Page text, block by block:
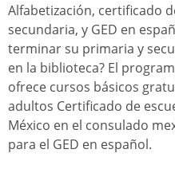
Alfabetización, certificado
secundaria, y GED en
terminar su primaria y
en la biblioteca? El
ofrece cursos básicos
adultos Certificado de
México en el consulado
para el GED en español.